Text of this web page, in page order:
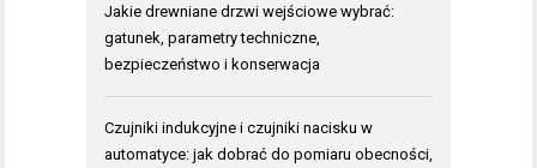
Jakie drewniane drzwi wejściowe wybrać:
gatunek, parametry techniczne,
bezpieczeństwo i konserwacja
Czujniki indukcyjne i czujniki nacisku w
automatyce: jak dobrać do pomiaru obecności,